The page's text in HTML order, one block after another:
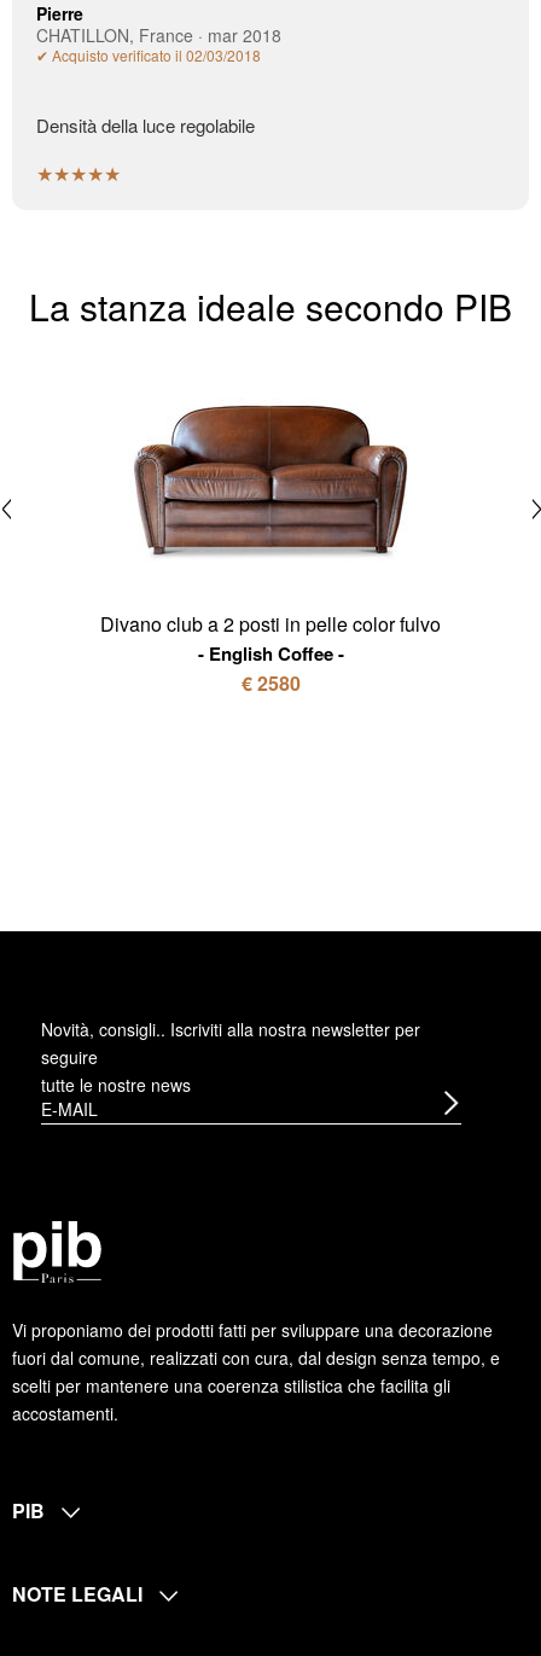
Pierre
CHATILLON, France · mar 2018
✔ Acquisto verificato il 02/03/2018
Densità della luce regolabile
★★★★★
La stanza ideale secondo PIB
Divano club a 2 posti in pelle color fulvo
English Coffee
€ 2580
Vi proponiamo dei prodotti fatti per sviluppare una decorazione
fuori dal comune, realizzati con cura, dal design senza tempo, e
scelti per mantenere una coerenza stilistica che facilita gli
accostamenti.
Novità, consigli.. Iscriviti alla nostra newsletter per
seguire
tutte le nostre news
PIB
NOTE LEGALI